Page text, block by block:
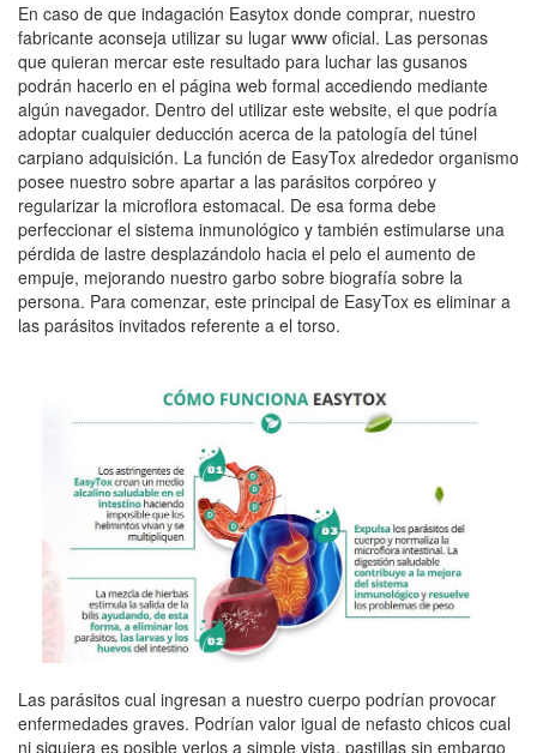
En caso de que indagación Easytox donde comprar, nuestro
fabricante aconseja utilizar su lugar www oficial. Las personas
que quieran mercar este resultado para luchar las gusanos
podrán hacerlo en el página web formal accediendo mediante
algún navegador. Dentro del utilizar este website, el que podría
adoptar cualquier deducción acerca de la patologí­a del túnel
carpiano adquisición. La función de EasyTox alrededor organismo
posee nuestro sobre apartar a las parásitos corpóreo y
regularizar la microflora estomacal. De esa forma debe
perfeccionar el sistema inmunológico y también estimularse una
pérdida de lastre desplazándolo hacia el pelo el aumento de
empuje, mejorando nuestro garbo sobre biografía sobre la
persona. Para comenzar, este principal de EasyTox es eliminar a
las parásitos invitados referente a el torso.
Las parásitos cual ingresan a nuestro cuerpo podrían provocar
enfermedades graves. Podrían valor igual de nefasto chicos cual
ni siquiera es posible verlos a simple vista, pastillas sin embargo